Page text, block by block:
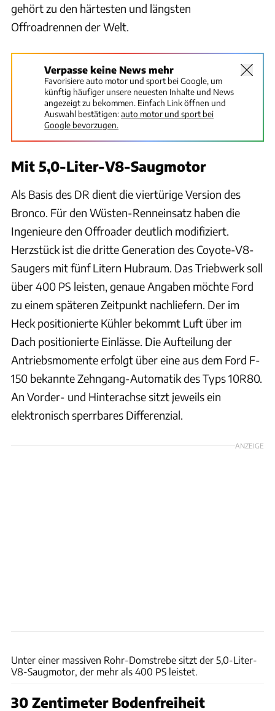
gehört zu den härtesten und längsten
Offroadrennen der Welt.
Verpasse keine News mehr
Favorisiere auto motor und sport bei Google, um
künftig häufiger unsere neuesten Inhalte und News
angezeigt zu bekommen. Einfach Link öffnen und
Auswahl bestätigen:auto motor und sport bei
Google bevorzugen.
Mit 5,0-Liter-V8-Saugmotor
Als Basis des DR dient die viertürige Version des
Bronco. Für den Wüsten-Renneinsatz haben die
Ingenieure den Offroader deutlich modifiziert.
Herzstück ist die dritte Generation des Coyote-V8-
Saugers mit fünf Litern Hubraum. Das Triebwerk soll
über 400 PS leisten, genaue Angaben möchte Ford
zu einem späteren Zeitpunkt nachliefern. Der im
Heck positionierte Kühler bekommt Luft über im
Dach positionierte Einlässe. Die Aufteilung der
Antriebsmomente erfolgt über eine aus dem Ford F-
150 bekannte Zehngang-Automatik des Typs 10R80.
An Vorder- und Hinterachse sitzt jeweils ein
elektronisch sperrbares Differenzial.
ANZEIGE
Unter einer massiven Rohr-Domstrebe sitzt der 5,0-Liter-
V8-Saugmotor, der mehr als 400 PS leistet.
30 Zentimeter Bodenfreiheit